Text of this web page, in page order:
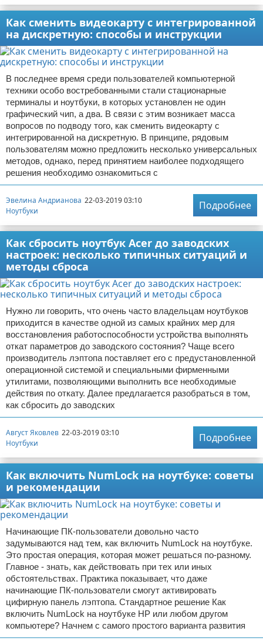
Как сменить видеокарту с интегрированной
на дискретную: способы и инструкции
В последнее время среди пользователей компьютерной
техники особо востребованными стали стационарные
терминалы и ноутбуки, в которых установлен не один
графический чип, а два. В связи с этим возникает масса
вопросов по подводу того, как сменить видеокарту с
интегрированной на дискретную. В принципе, рядовым
пользователям можно предложить несколько универсальных
методов, однако, перед принятием наиболее подходящего
решения необходимо ознакомиться с
Эвелина Андрианова 22-03-2019 03:10
Ноутбуки
Подробнее
Как сбросить ноутбук Acer до заводских
настроек: несколько типичных ситуаций и
методы сброса
Нужно ли говорить, что очень часто владельцам ноутбуков
приходится в качестве одной из самых крайних мер для
восстановления работоспособности устройства выполнять
откат параметров до заводского состояния? Чаще всего
производитель лэптопа поставляет его с предустановленной
операционной системой и специальными фирменными
утилитами, позволяющими выполнить все необходимые
действия по откату. Далее предлагается разобраться в том,
как сбросить до заводских
Август Яковлев 22-03-2019 03:10
Ноутбуки
Подробнее
Как включить NumLock на ноутбуке: советы
и рекомендации
Начинающие ПК-пользователи довольно часто
задумываются над тем, как включить NumLock на ноутбуке.
Это простая операция, которая может решаться по-разному.
Главное - знать, как действовать при тех или иных
обстоятельствах. Практика показывает, что даже
начинающие ПК-пользователи смогут активировать
цифирную панель лэптопа. Стандартное решение Как
включить NumLock на ноутбуке HP или любом другом
компьютере? Начнем с самого простого варианта развития